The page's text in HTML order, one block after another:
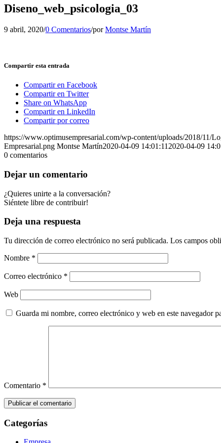
Diseno_web_psicologia_03
9 abril, 2020/0 Comentarios/porMontse Martín
Compartir esta entrada
Compartir en Facebook
Compartir en Twitter
Share on WhatsApp
Compartir en LinkedIn
Compartir por correo
https://www.optimusempresarial.com/wp-content/uploads/2018/11/
Empresarial.png Montse Martín2020-04-09 14:01:11 2020-04-09
0 comentarios
Dejar un comentario
¿Quieres unirte a la conversación?
Siéntete libre de contribuir!
Deja una respuesta
Tu dirección de correo electrónico no será publicada. Los campos
Nombre *
Correo electrónico *
Web
Guarda mi nombre, correo electrónico y web en este navegador
Comentario *
Categorías